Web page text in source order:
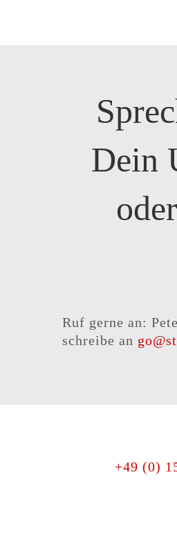
Dein
Ruf gerne an:
schreibe an
+49 (0)